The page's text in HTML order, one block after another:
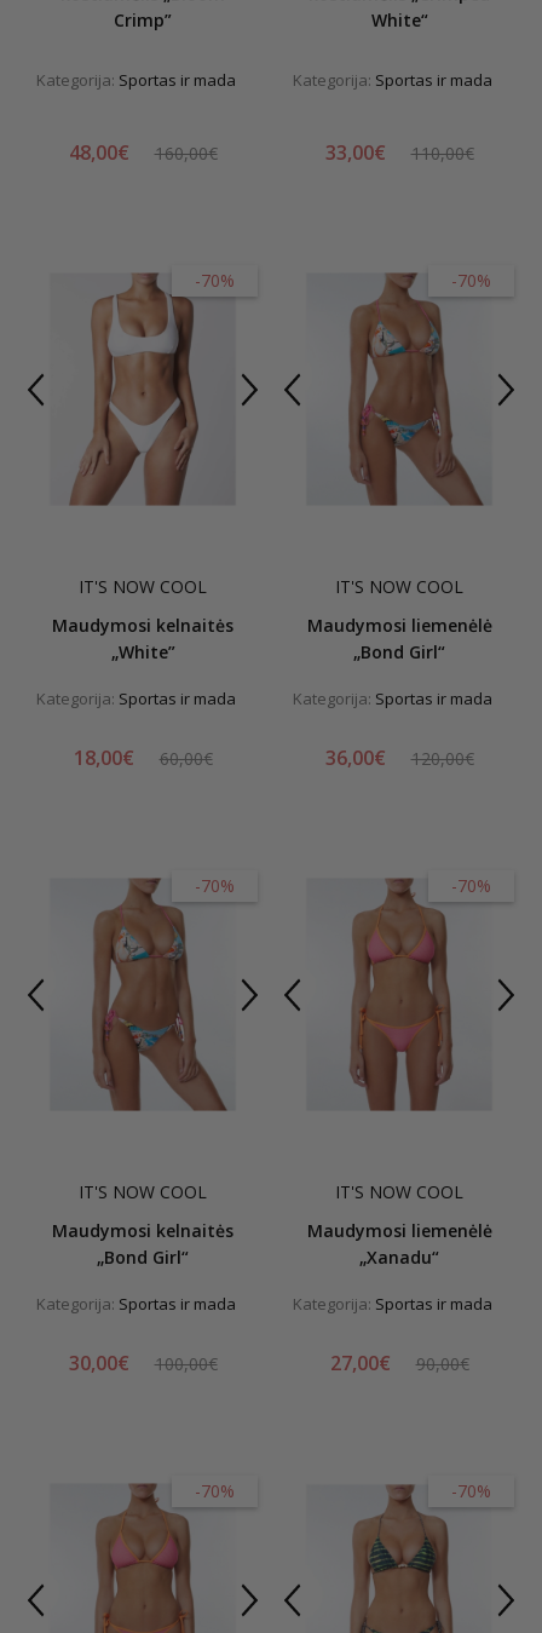
Crimp”
Kategorija: Sportas ir mada
48,00€ 160,00€
White“
Kategorija: Sportas ir mada
33,00€ 110,00€
-70%
IT'S NOW COOL
Maudymosi kelnaitės
„White”
Kategorija: Sportas ir mada
18,00€ 60,00€
-70%
IT'S NOW COOL
Maudymosi liemenėlė
„Bond Girl“
Kategorija: Sportas ir mada
36,00€ 120,00€
-70%
IT'S NOW COOL
Maudymosi kelnaitės
„Bond Girl“
Kategorija: Sportas ir mada
30,00€ 100,00€
-70%
IT'S NOW COOL
Maudymosi liemenėlė
„Xanadu“
Kategorija: Sportas ir mada
27,00€ 90,00€
-70% -70%